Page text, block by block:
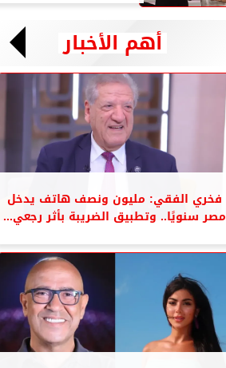
أهم الأخبار
فخري الفقي: مليون ونصف هاتف يدخل
مصر سنويًا.. وتطبيق الضريبة بأثر رجعي...